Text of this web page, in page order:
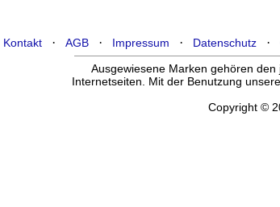
Kontakt· AGB· Impressum · Datenschutz·
Ausgewiesene Marken gehören
Internetseiten. Mit der Benutzung
Copyright ©